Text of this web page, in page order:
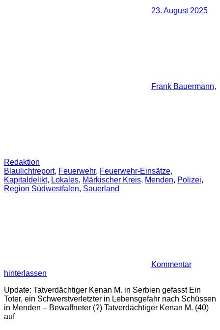
23. August 2025
Frank Bauermann,
Redaktion
Blaulichtreport, Feuerwehr, Feuerwehr-Einsätze,
Kapitaldelikt, Lokales, Märkischer Kreis, Menden, Polizei,
Region Südwestfalen, Sauerland
Kommentar
hinterlassen
Update: Tatverdächtiger Kenan M. in Serbien gefasst Ein
Toter, ein Schwerstverletzter in Lebensgefahr nach Schüssen
in Menden – Bewaffneter (?) Tatverdächtiger Kenan M. (40)
auf